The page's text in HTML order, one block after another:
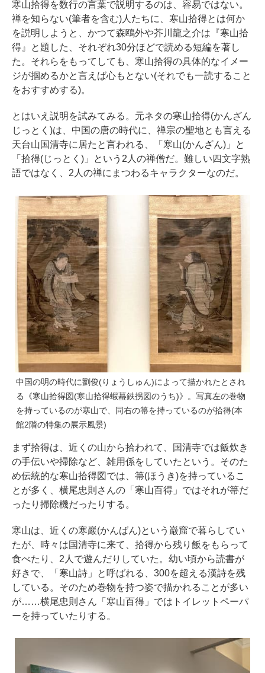
寒山拾得を数行の言葉で説明するのは、容易ではない。
禅を知らない(筆者を含む)人たちに、寒山拾得とは何か
を説明しようと、かつて森鴎外や芥川龍之介は『寒山拾
得』と題した、それぞれ30分ほどで読める短編を著し
た。それらをもってしても、寒山拾得の具体的なイメー
ジが掴めるかと言えば心もとない(それでも一読すること
をおすすめする)。
とはいえ説明を試みてみる。元ネタの寒山拾得(かんざん
じっとく)は、中国の唐の時代に、禅宗の聖地とも言える
天台山国清寺に居たと言われる、「寒山(かんざん)」と
「拾得(じっとく)」という2人の禅僧だ。難しい四文字熟
語ではなく、2人の禅にまつわるキャラクターなのだ。
中国の明の時代に劉俊(りょうしゅん)によって描かれたとされ
る《寒山拾得図(寒山拾得蝦蟇鉄拐図のうち)》。写真左の巻物
を持っているのが寒山で、同右の箒を持っているのが拾得(本
館2階の特集の展示風景)
まず拾得は、近くの山から拾われて、国清寺では飯炊き
の手伝いや掃除など、雑用係をしていたという。そのた
め伝統的な寒山拾得図では、箒(ほうき)を持っているこ
とが多く、横尾忠則さんの「寒山百得」ではそれが箒だ
ったり掃除機だったりする。
寒山は、近くの寒巖(かんばん)という巌窟で暮らしてい
たが、時々は国清寺に来て、拾得から残り飯をもらって
食べたり、2人で遊んだりしていた。幼い頃から読書が
好きで、「寒山詩」と呼ばれる、300を超える漢詩を残
している。そのため巻物を持つ姿で描かれることが多い
が……横尾忠則さん「寒山百得」ではトイレットペーパ
ーを持っていたりする。